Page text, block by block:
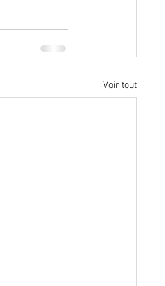
Voir tout